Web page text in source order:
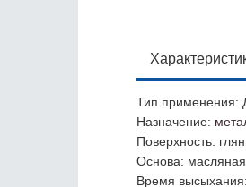
Тип применения:
Назначение:
Поверхность:
Основа: масляная
Время высыхания